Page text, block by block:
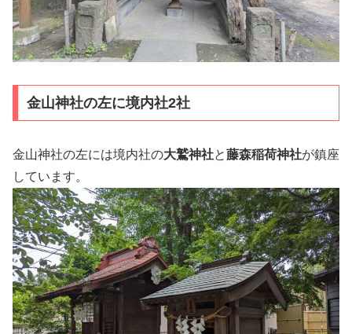
金山神社の左に境内社2社
金山神社の左には境内社の大鷲神社と藤森稲荷神社が鎮座
しています。